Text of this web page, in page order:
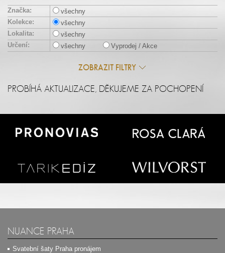
Značka:
všechny
Kolekce:
všechny
Lokalita:
všechny
Určení:
všechny Vyprodej / Akce
ZOBRAZIT FILTRY
PROBÍHÁ AKTUALIZACE, DĚKUJEME ZA POCHOPENÍ
NUANCE PRAHA
Svatební šaty Praha pronájem